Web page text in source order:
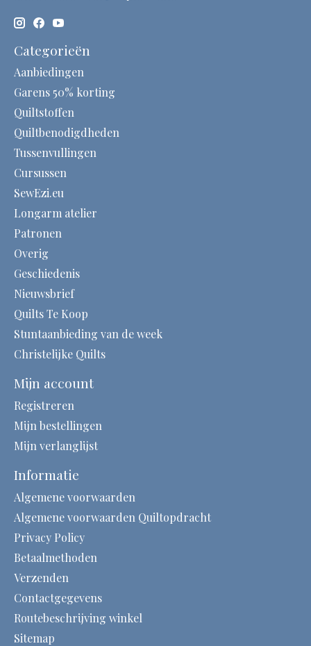
Categorieën
Aanbiedingen
Garens 50% korting
Quiltstoffen
Quiltbenodigdheden
Tussenvullingen
Cursussen
SewEzi.eu
Longarm atelier
Patronen
Overig
Geschiedenis
Nieuwsbrief
Quilts Te Koop
Stuntaanbieding van de week
Christelijke Quilts
Mijn account
Registreren
Mijn bestellingen
Mijn verlanglijst
Informatie
Algemene voorwaarden
Algemene voorwaarden Quiltopdracht
Privacy Policy
Betaalmethoden
Verzenden
Contactgegevens
Routebeschrijving winkel
Sitemap